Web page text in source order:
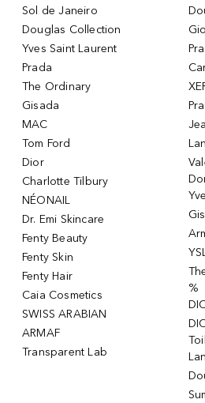
Sol de Janeiro
Douglas Collection
Yves Saint Laurent
Prada
The Ordinary
Gisada
MAC
Tom Ford
Dior
Charlotte Tilbury
NÉONAIL
Dr. Emi Skincare
Fenty Beauty
Fenty Skin
Fenty Hair
Caia Cosmetics
SWISS ARABIAN
ARMAF
Transparent Lab
%